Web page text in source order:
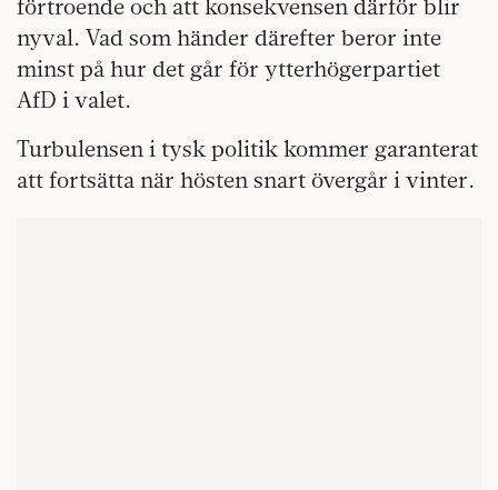
förtroende och att konsekvensen därför blir
nyval. Vad som händer därefter beror inte
minst på hur det går för ytterhögerpartiet
AfD i valet.
Turbulensen i tysk politik kommer garanterat
att fortsätta när hösten snart övergår i vinter.